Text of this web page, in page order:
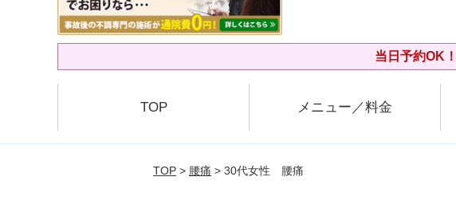
当日予約OK
TOP メニュー／料金
TOP > 腰痛 > 30代女性 腰痛